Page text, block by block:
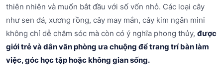
thiên nhiên và muốn bắt đầu với số vốn nhỏ. Các loại cây
như sen đá, xương rồng, cây may mắn, cây kim ngân mini
không chỉ dễ chăm sóc mà còn có ý nghĩa phong thủy, được
giới trẻ và dân văn phòng ưa chuộng để trang trí bàn làm
việc, góc học tập hoặc không gian sống.